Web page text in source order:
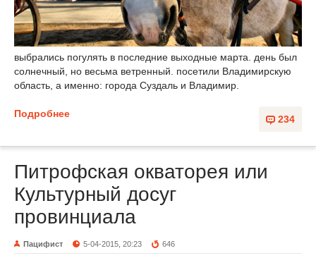
выбрались погулять в последние выходные марта. день был
солнечный, но весьма ветренный. посетили Владимирскую
область, а именно: города Суздаль и Владимир.
234
Подробнее
Питрофская окваторея или
Культурный досуг
провинциала
Пацифист 5-04-2015, 20:23 646